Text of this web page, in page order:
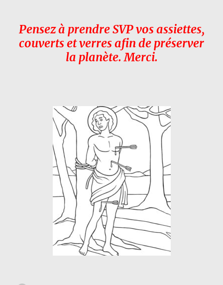
Pensez à prendre SVP vos assiettes,
couverts et verres afin de préserver
la planète. Merci.